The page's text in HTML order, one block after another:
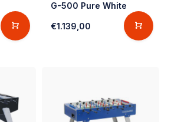
G-500 Pure White
€1.139,00